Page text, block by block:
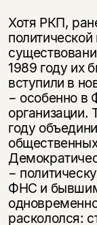
Хотя РКП,
1989 году их
вступили в
− особенно
организации.
году
−
ФНС и
раскололся: